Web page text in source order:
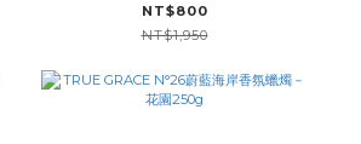
NT$800
NT$1,950